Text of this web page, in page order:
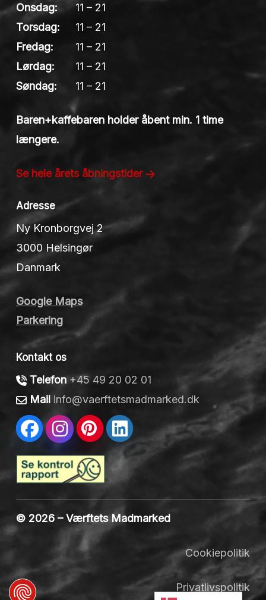
Onsdag:
11 – 21
Torsdag:
11 – 21
Fredag:
11 – 21
Lørdag:
11 – 21
Søndag:
11 – 21
Baren+kaffebaren holder åbent min. 1 time
længere.
Se hele årets åbningstider
Adresse
Ny Kronborgvej 2
3000 Helsingør
Danmark
Google Maps
Parkering
Kontakt os
Telefon +45 49 20 02 01
Mail info@vaerftetsmadmarked.dk
© 2026 – Værftets Madmarked
Cookiepolitik
Privatlivspolitik